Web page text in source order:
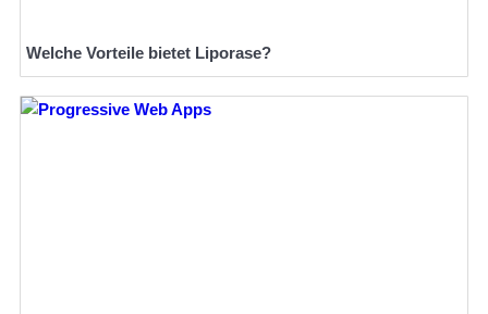
Welche Vorteile bietet Liporase?